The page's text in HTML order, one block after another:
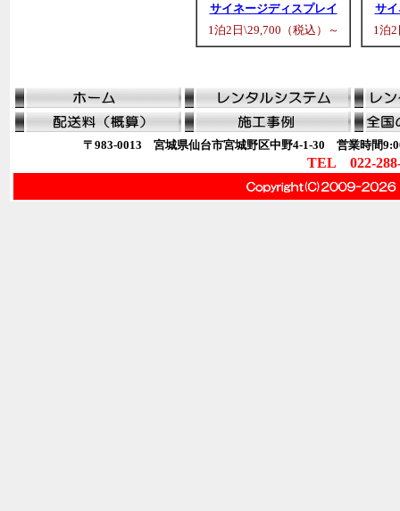
サイネージディスプレイ
1泊2日\29,700（税込）～
サ
1泊
〒983-0013 宮城県仙台市宮城野区中野4-1-30 営業時間
TEL 022-